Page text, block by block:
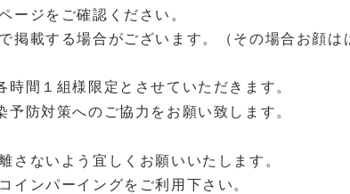
ジをご確認ください。
載する場合がございます。（その場合お顔は
間１組様限定とさせていただきます。
防対策へのご協力をお願い致します。
ないよう宜しくお願いいたします。
ンパーイングをご利用下さい。